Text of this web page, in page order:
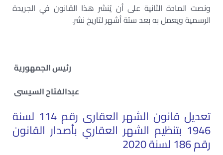
ونصت المادة الثانية على أن يُنشر هذا القانون في الجريدة
الرسمية ويعمل به بعد ستة أشهر لتاريخ نشر.
رئيس الجمهورية
عبدالفتاح السيسى
تعديل قانون الشهر العقارى رقم 114 لسنة
1946 بتنظيم الشهر العقاري بأصدار القانون
رقم 186 لسنة 2020